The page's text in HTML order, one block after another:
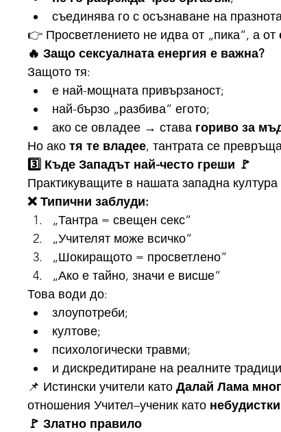
съединява го с осъзнаване на
👉 Просветлението не идва от „пика“, а от
🔥 Защо сексуалната енергия е важна?
Защото тя:
е най-мощната привързаност;
най-бързо „разбива“ егото;
ако се овладее → става гориво за
Но ако тя те владее, тантрата се
3️⃣ Къде Западът най-често греши 🚩
Практикуващите в нашата западна
❌ Типични заблуди:
„Тантра = свещен секс“
„Учителят може всичко“
„Шокиращото = просветлено“
„Ако е тайно, значи е висше“
Това води до:
злоупотреби;
култове;
психологически травми;
и дискредитиране на реалните
📌 Истински учители като Далай Лама
отношения Учител–ученик като
🚩 Златно правило